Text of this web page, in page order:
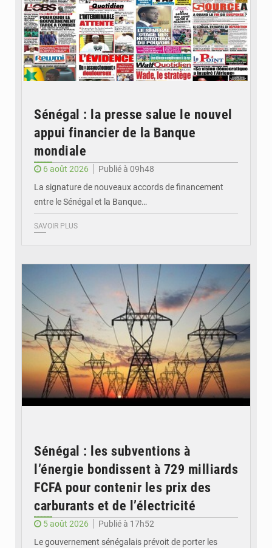
Sénégal : la presse salue le nouvel
appui financier de la Banque
mondiale
6 août 2026
Publié à 09h48
La signature de nouveaux accords de financement
entre le Sénégal et la Banque…
SAVOIR PLUS
Sénégal : les subventions à
l’énergie bondissent à 729 milliards
FCFA pour contenir les prix des
carburants et de l’électricité
5 août 2026
Publié à 17h52
Le gouvernement sénégalais prévoit de porter les